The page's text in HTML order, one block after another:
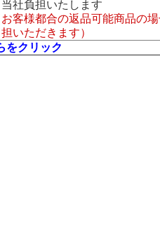
社負担いたします
お客様都合の返品可能商品の
いただきます）
をクリック